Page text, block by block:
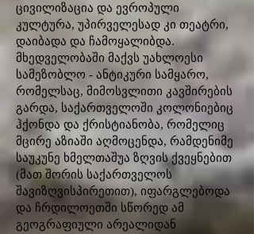
ცივილიზაცია და ევროპული
კულტურა, უპირველესად კი თეატრი,
დაიბადა და ჩამოყალიბდა.
მხედველობაში მაქვს უახლოესი
სამეზობლო - ანტიკური სამყარო,
რომელსაც, მიმოსვლითი კავშირების
გარდა, საქართველოში კოლონიებიც
ჰქონდა და ქრისტიანობა, რომელიც
მცირე აზიაში აღმოცენდა, რამდენიმე
საუკუნე ხმელთაშუა ზღვის ქვეყნებით
(მათ შორის საქართველოს
შავიზღვისპირეთით), იფარგლებოდა
და ჩრდილოეთში სწორედ ამ
გეოგრაფიული არეალიდან